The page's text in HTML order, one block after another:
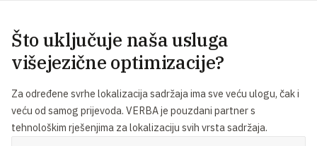
Što uključuje naša usluga
višejezične optimizacije?
Za određene svrhe lokalizacija sadržaja ima sve veću ulogu, čak i
veću od samog prijevoda. VERBA je pouzdani partner s
tehnološkim rješenjima za lokalizaciju svih vrsta sadržaja.